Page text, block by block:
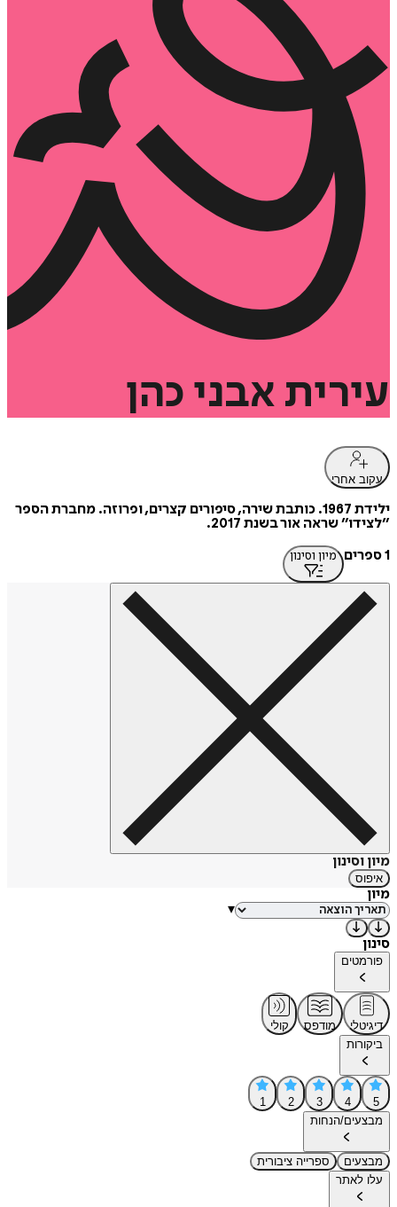
עירית אבני כהן
עקוב אחרי
ילידת 1967. כותבת שירה, סיפורים קצרים, ופרוזה. מחברת הספר
״לצידו״ שראה אור בשנת 2017.
1 ספרים
מיון וסינון
מיון וסינון
איפוס
מיון
▾
סינון
פורמטים
דיגיטלי מודפס
קולי
ביקורות
5
4
3
2
1
מבצעים/הנחות
מבצעים
ספרייה ציבורית
עלו לאתר